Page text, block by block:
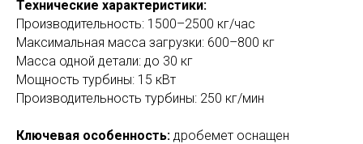
Технические характеристики:
Производительность: 1500–2500 кг/час
Максимальная масса загрузки: 600–800 кг
Масса одной детали: до 30 кг
Мощность турбины: 15 кВт
Производительность турбины: 250 кг/мин
Ключевая особенность: дробемет оснащен